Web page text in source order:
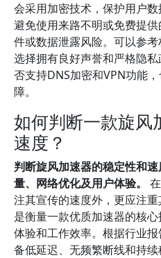
会采用加密技术，保护用户
避免使用来路不明或免费提
件或数据泄露风险。可以参
选择拥有良好声誉和严格隐
否支持DNS加密和VPN功能
障。
如何判断一款旋风
速度？
判断旋风加速器的稳定性和
量、网络优化及用户体验。
注其宣传的速度外，更应注
是衡量一款优质加速器的核
体验和工作效率。根据行业
备低延迟、无频繁断线和持